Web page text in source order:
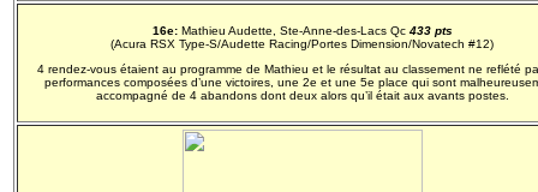
16e:Mathieu Audette, Ste-Anne-des-Lacs Qc 433 pts
(Acura RSX Type-S/Audette Racing/Portes Dimension/Novatech #12)
4 rendez-vous étaient au programme de Mathieu et le résultat au classement ne reflété
performances composées d’une victoires, une 2e et une 5e place qui sont
accompagné de 4 abandons dont deux alors qu’il était aux avants postes.